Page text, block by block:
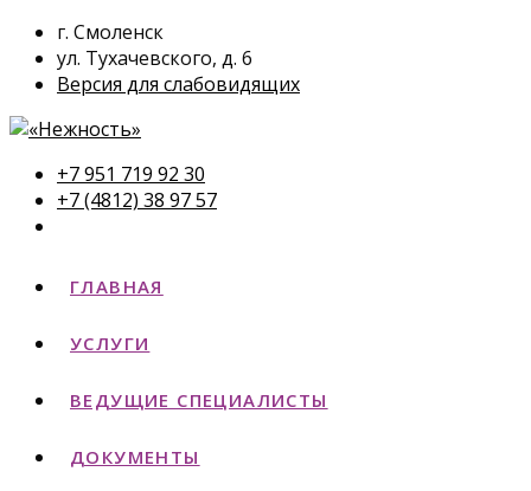
г. Смоленск
ул. Тухачевского, д. 6
Версия для слабовидящих
+7 951 719 92 30
+7 (4812) 38 97 57
ГЛАВНАЯ
УСЛУГИ
ВЕДУЩИЕ СПЕЦИАЛИСТЫ
ДОКУМЕНТЫ